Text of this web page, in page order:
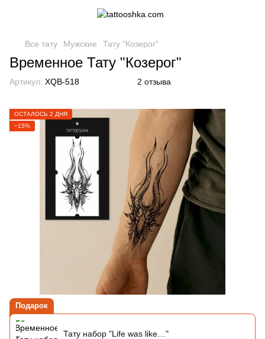
Все тату Мужские Тату "Козерог"
Временное Тату "Козерог"
Артикул: XQB-518 2 отзыва
ОСТАЛОСЬ 2 ДНЯ
−15%
Подарок
Тату набор "Life was like…"